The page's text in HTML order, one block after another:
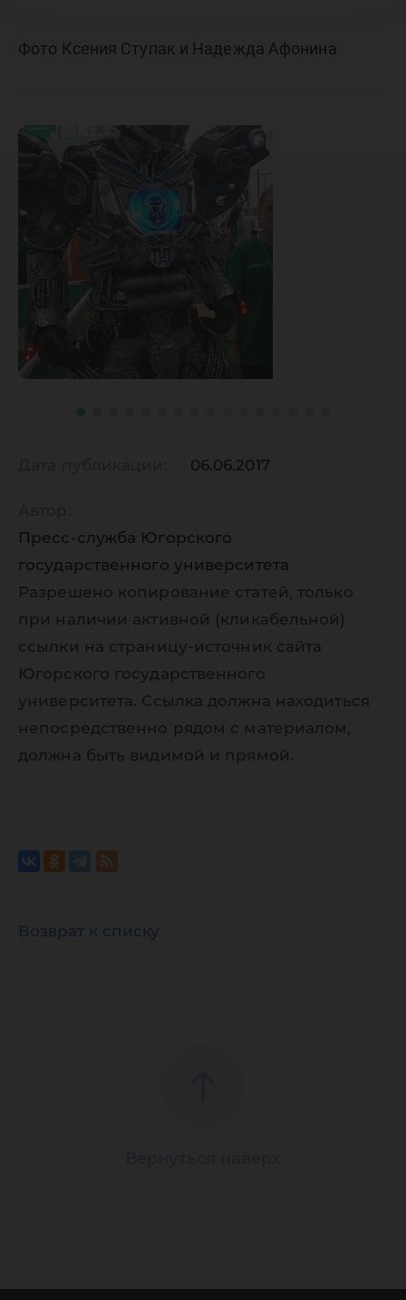
Фото Ксения Ступак и Надежда Афонина
06.06.2017
Пресс-служба Югорского
государственного университета
Разрешено копирование статей, только
при наличии активной (кликабельной)
ссылки на страницу-источник сайта
Югорского государственного
университета. Ссылка должна находиться
непосредственно рядом с материалом,
должна быть видимой и прямой.
Возврат к списку